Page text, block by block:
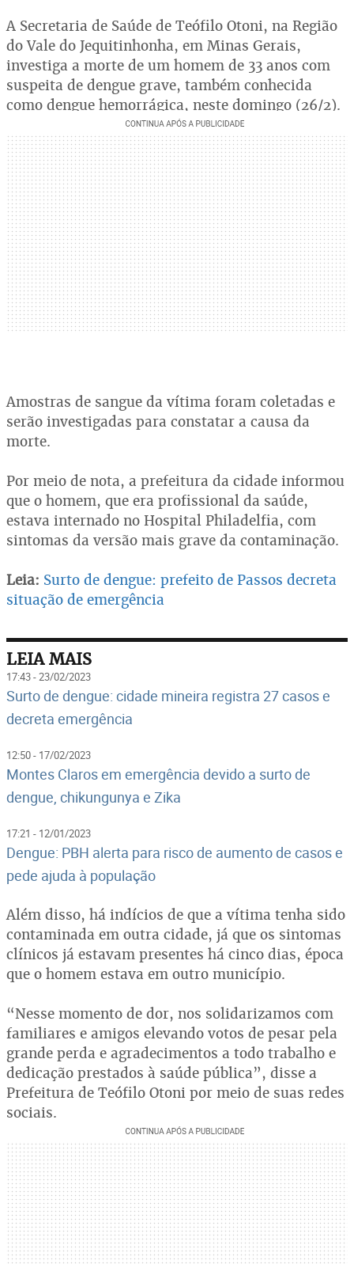
A Secretaria de Saúde de Teófilo Otoni, na Região
do Vale do Jequitinhonha, em Minas Gerais,
investiga a morte de um homem de 33 anos com
suspeita de dengue grave, também conhecida
como dengue hemorrágica, neste domingo (26/2).
Amostras de sangue da vítima foram coletadas e
serão investigadas para constatar a causa da
morte.
Por meio de nota, a prefeitura da cidade informou
que o homem, que era profissional da saúde,
estava internado no Hospital Philadelfia, com
sintomas da versão mais grave da contaminação.
Leia: Surto de dengue: prefeito de Passos decreta
situação de emergência
LEIA MAIS
17:43 - 23/02/2023
Surto de dengue: cidade mineira registra 27 casos e
decreta emergência
12:50 - 17/02/2023
Montes Claros em emergência devido a surto de
dengue, chikungunya e Zika
17:21 - 12/01/2023
Dengue: PBH alerta para risco de aumento de casos e
pede ajuda à população
Além disso, há indícios de que a vítima tenha sido
contaminada em outra cidade, já que os sintomas
clínicos já estavam presentes há cinco dias, época
que o homem estava em outro município.
“Nesse momento de dor, nos solidarizamos com
familiares e amigos elevando votos de pesar pela
grande perda e agradecimentos a todo trabalho e
dedicação prestados à saúde pública”, disse a
Prefeitura de Teófilo Otoni por meio de suas redes
sociais.